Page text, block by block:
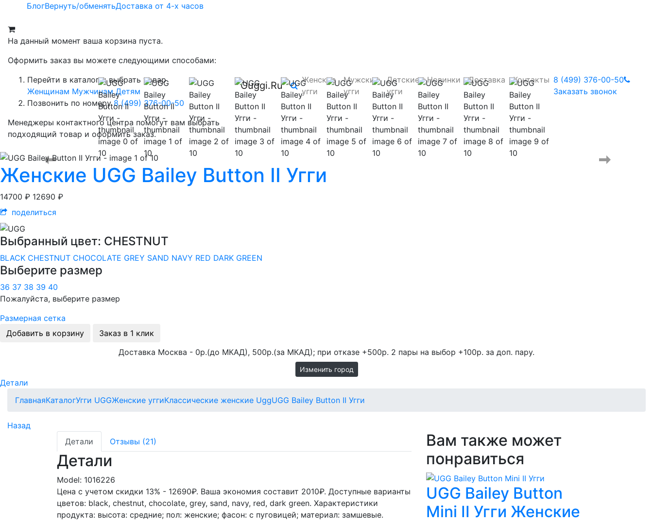
БлогВернуть/обменятьДоставка от 4-х часов
На данный момент ваша корзина пуста.
Оформить заказ вы можете следующими способами:
Перейти в каталог и выбрать товар
Женщинам Мужчинам Детям
Позвонить по номеру8 (499) 376-00-50
Менеджеры контактного центра помогут вам выбрать
подходящий товар и оформить заказ.
Ouggi.Ru
Женские
угги
Мужские
угги
Детские
угги
Новинки Доставка Контакты 8 (499) 376-00-50
Заказать звонок
Женские UGG Bailey Button II Угги
14700 ₽ 12690 ₽
поделиться
Выбранный цвет: CHESTNUT
BLACK CHESTNUT CHOCOLATE GREY SAND NAVY RED DARK GREEN
Выберите размер
36 37 38 39 40
Пожалуйста, выберите размер
Размерная сетка
Добавить в корзину
Заказ в 1 клик
Доставка Москва - 0р.(до МКАД), 500р.(за МКАД); при отказе +500р. 2 пары на выбор +100р. за доп. пару.
Изменить город
Детали
ГлавнаяКаталогУгги UGGЖенские уггиКлассические женские UggUGG Bailey Button II Угги
Назад
Детали
Отзывы (21)
Детали
Model: 1016226
Цена с учетом скидки 13% - 12690₽. Ваша экономия составит 2010₽. Доступные варианты
цветов: black, chestnut, chocolate, grey, sand, navy, red, dark green. Характеристики
продукта: высота: средние; пол: женские; фасон: с пуговицей; материал: замшевые.
Вам также может
понравиться
UGG Bailey Button
Mini II Угги Женские